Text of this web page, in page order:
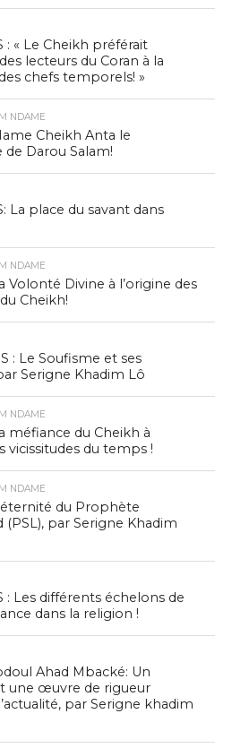
: « Le Cheikh préférait
lecteurs du Coran à la
chefs temporels! »
NDAME
Cheikh Anta le
de Darou Salam!
La place du savant dans
NDAME
Volonté Divine à l’origine des
Cheikh!
: Le Soufisme et ses
Serigne Khadim Lô
NDAME
méfiance du Cheikh à
vicissitudes du temps !
NDAME
du Prophète
(PSL), par Serigne Khadim
: Les différents échelons de
dans la religion !
Ahad Mbacké: Un
une œuvre de rigueur
par Serigne khadim